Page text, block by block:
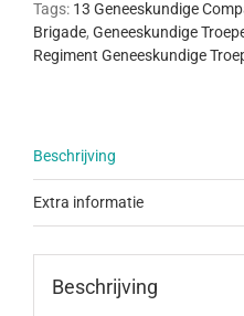
Tags: 13 Geneeskundige
Brigade, Geneeskundige
Regiment Geneeskundige
Beschrijving
Extra informatie
Beschrijving